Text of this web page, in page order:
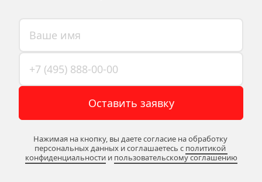
Оставить заявку
Нажимая на кнопку, вы даете согласие на обработку
персональных данных и соглашаетесь c политикой
конфиденциальности и пользовательскому соглашению